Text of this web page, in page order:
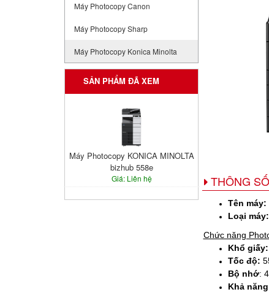
Máy Photocopy Canon
Máy Photocopy Sharp
Máy Photocopy Konica Minolta
SẢN PHẨM ĐÃ XEM
Máy Photocopy KONICA MINOLTA
bizhub 558e
Giá: Liên hệ THÔNG
Tên máy:
Loại máy:
Chức năng
Khổ giấy:
Tốc độ:
Bộ nhớ:
Khả